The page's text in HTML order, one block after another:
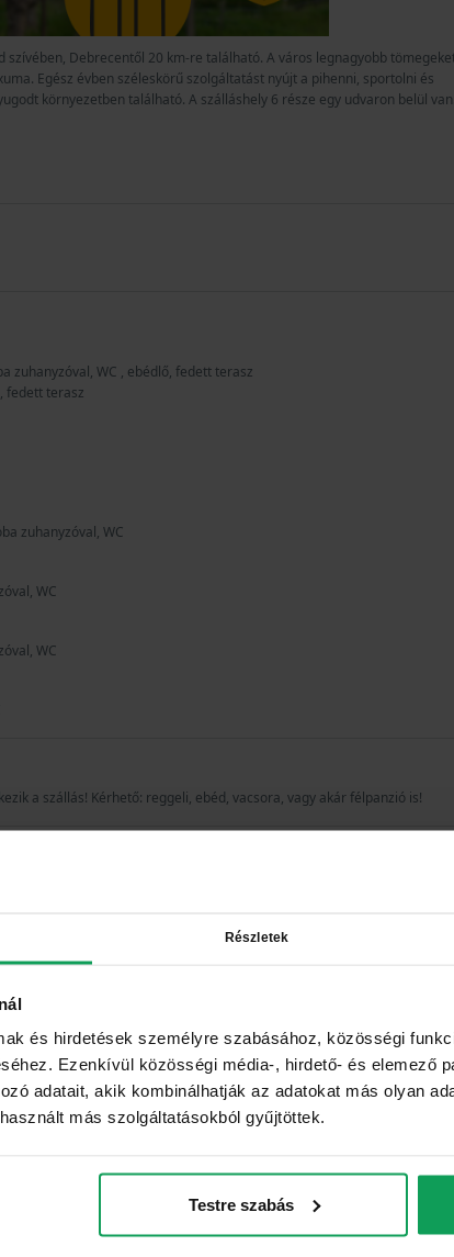
Részletek
és hirdetések személyre szabásához, közösségi
Ezenkívül közösségi média-, hirdető- és elemező
adatait, akik kombinálhatják az adatokat más olyan
más szolgáltatásokból gyűjtöttek.
Testre szabás
Debrecentől 20 km-re található. A város legnagyobb
Egész évben széleskörű szolgáltatást nyújt a pihenni, sportolni és
környezetben található. A szálláshely 6 része egy udvaron belül van.
zuhanyzóval, WC , ebédlő, fedett terasz
fedett terasz
zuhanyzóval, WC
WC
WC
a szállás! Kérhető: reggeli, ebéd, vacsora, vagy akár félpanzió is!